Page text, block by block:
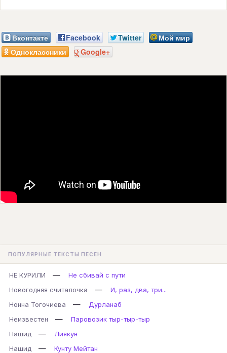
Вконтакте Facebook Twitter
Мой мир
Одноклассники
Google+
ПОПУЛЯРНЫЕ ТЕКСТЫ ПЕСЕН
НЕ КУРИЛИ —
Не сбивай с пути
Новогодняя считалочка
—
И, раз, два, три...
Нонна Тогочиева
—
Дурланаб
Неизвестен
—
Паровозик тыр-тыр-тыр
Нашид
—
Лиякун
Нашид
—
Кунту Мейтан